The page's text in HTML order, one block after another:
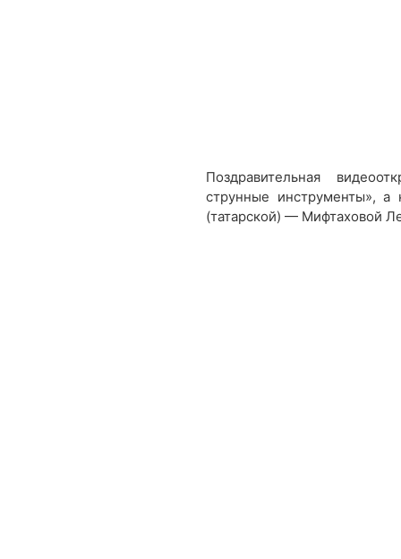
Поздравительная
струнные инструменты»,
(татарской) — Мифтаховой